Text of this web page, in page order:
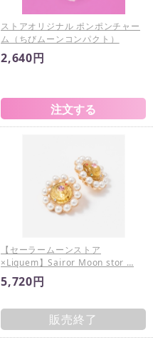
ストアオリジナル ポンポンチャー
ム（ちびムーンコンパクト）
2,640円
【セーラームーンストア
×Liquem】Sairor Moon stor …
5,720円
販売終了